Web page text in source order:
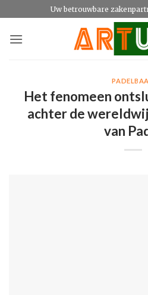
naar
inhoud
Uw betrouwbare
Het fenomeen
achter de
van